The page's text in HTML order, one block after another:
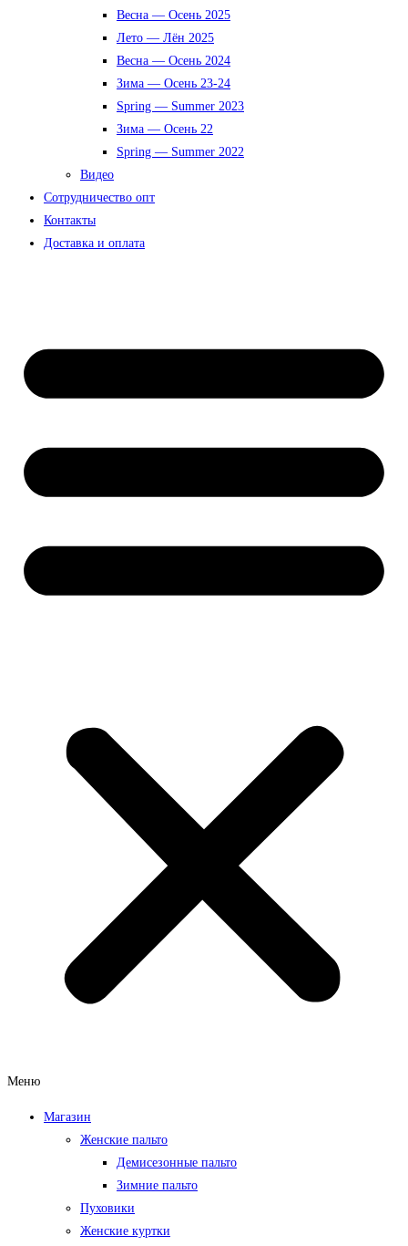
Весна — Осень 2025
Лето — Лён 2025
Весна — Осень 2024
Зима — Осень 23-24
Spring — Summer 2023
Зима — Осень 22
Spring — Summer 2022
Видео
Сотрудничество опт
Контакты
Доставка и оплата
Меню
Магазин
Женские пальто
Демисезонные пальто
Зимние пальто
Пуховики
Женские куртки